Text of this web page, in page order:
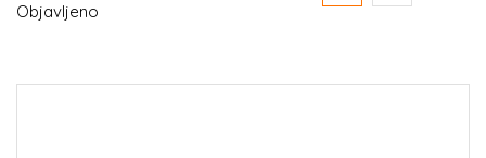
Objavljeno